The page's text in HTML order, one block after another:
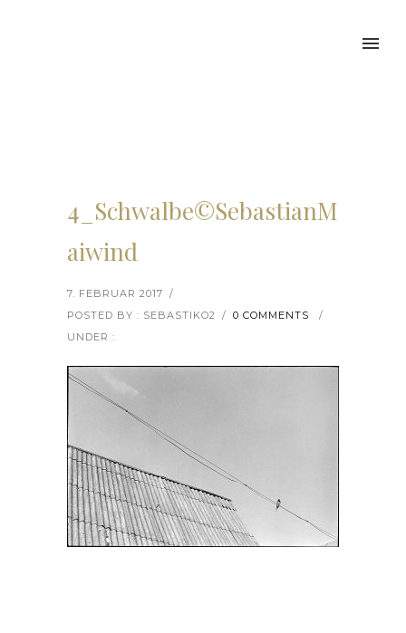
4_Schwalbe©SebastianM
aiwind
7. FEBRUAR 2017 /
POSTED BY : SEBASTIKO2 / 0 COMMENTS
/
UNDER :